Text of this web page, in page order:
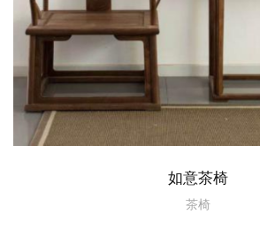
如意茶椅
茶椅